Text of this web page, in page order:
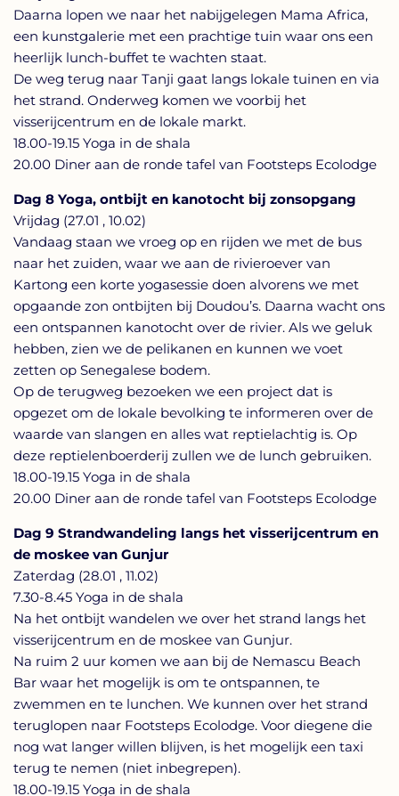
Daarna lopen we naar het nabijgelegen Mama Africa,
een kunstgalerie met een prachtige tuin waar ons een
heerlijk lunch-buffet te wachten staat.
De weg terug naar Tanji gaat langs lokale tuinen en via
het strand. Onderweg komen we voorbij het
visserijcentrum en de lokale markt.
18.00-19.15 Yoga in de shala
20.00 Diner aan de ronde tafel van Footsteps Ecolodge
Dag 8 Yoga, ontbijt en kanotocht bij zonsopgang
Vrijdag (27.01 , 10.02)
Vandaag staan we vroeg op en rijden we met de bus
naar het zuiden, waar we aan de rivieroever van
Kartong een korte yogasessie doen alvorens we met
opgaande zon ontbijten bij Doudou’s. Daarna wacht ons
een ontspannen kanotocht over de rivier. Als we geluk
hebben, zien we de pelikanen en kunnen we voet
zetten op Senegalese bodem.
Op de terugweg bezoeken we een project dat is
opgezet om de lokale bevolking te informeren over de
waarde van slangen en alles wat reptielachtig is. Op
deze reptielenboerderij zullen we de lunch gebruiken.
18.00-19.15 Yoga in de shala
20.00 Diner aan de ronde tafel van Footsteps Ecolodge
Dag 9 Strandwandeling langs het visserijcentrum en
de moskee van Gunjur
Zaterdag (28.01 , 11.02)
7.30-8.45 Yoga in de shala
Na het ontbijt wandelen we over het strand langs het
visserijcentrum en de moskee van Gunjur.
Na ruim 2 uur komen we aan bij de Nemascu Beach
Bar waar het mogelijk is om te ontspannen, te
zwemmen en te lunchen. We kunnen over het strand
teruglopen naar Footsteps Ecolodge. Voor diegene die
nog wat langer willen blijven, is het mogelijk een taxi
terug te nemen (niet inbegrepen).
18.00-19.15 Yoga in de shala